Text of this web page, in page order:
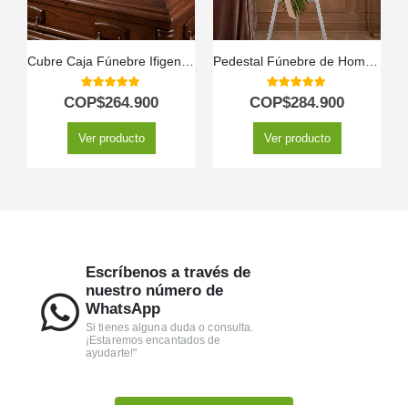
5.00out of 5
COP$264.900
Ver producto
5.00out of 5
COP$284.900
Ver producto
Escríbenos a través de
nuestro número de
WhatsApp
Si tienes alguna duda o consulta.
¡Estaremos encantados de
ayudarte!"